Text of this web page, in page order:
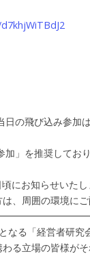
日の飛び込み参加
加」を推奨してお
にお知らせいたし
、周囲の環境に
なる「経営者研究
る立場の皆様が